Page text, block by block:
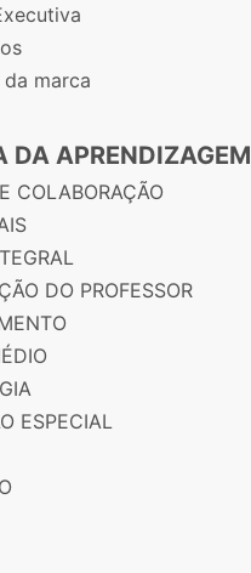
marca
DA APRENDIZAGEM
COLABORAÇÃO
DO PROFESSOR
ESPECIAL